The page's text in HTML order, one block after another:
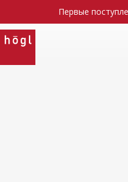
Первые